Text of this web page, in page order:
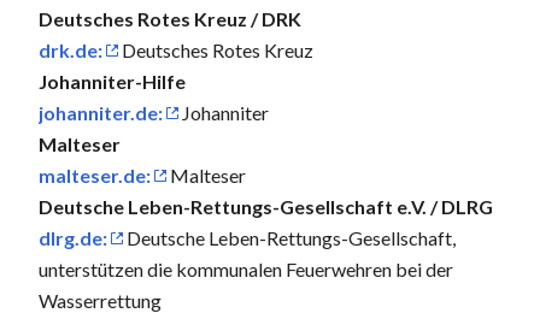
Deutsches Rotes Kreuz / DRK
drk.de:
Deutsches Rotes Kreuz
Johanniter-Hilfe
johanniter.de:
Johanniter
Malteser
malteser.de:
Malteser
Deutsche Leben-Rettungs-Gesellschaft e.V. / DLRG
dlrg.de:
Deutsche Leben-Rettungs-Gesellschaft,
unterstützen die kommunalen Feuerwehren bei der
Wasserrettung